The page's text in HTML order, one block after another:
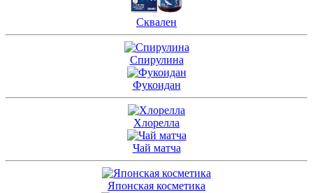
Сквален
Спирулина
Фукоидан
Хлорелла
Чай матча
Японская косметика